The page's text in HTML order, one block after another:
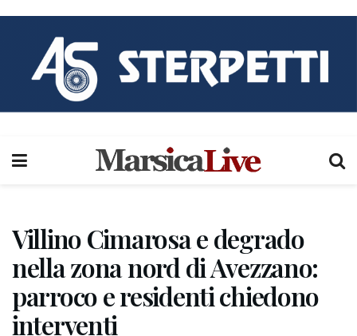
Villino Cimarosa e degrado
nella zona nord di Avezzano:
parroco e residenti chiedono
interventi